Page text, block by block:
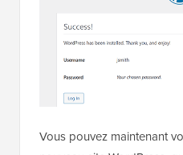
Vous pouvez maintenant